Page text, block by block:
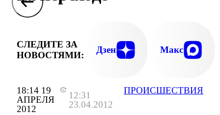
18:14 19
АПРЕЛЯ
2012
12:31
23.04.2012
ПРОИСШЕСТВИЯ
СЛЕДИТЕ ЗА
НОВОСТЯМИ:
Дзен Макс